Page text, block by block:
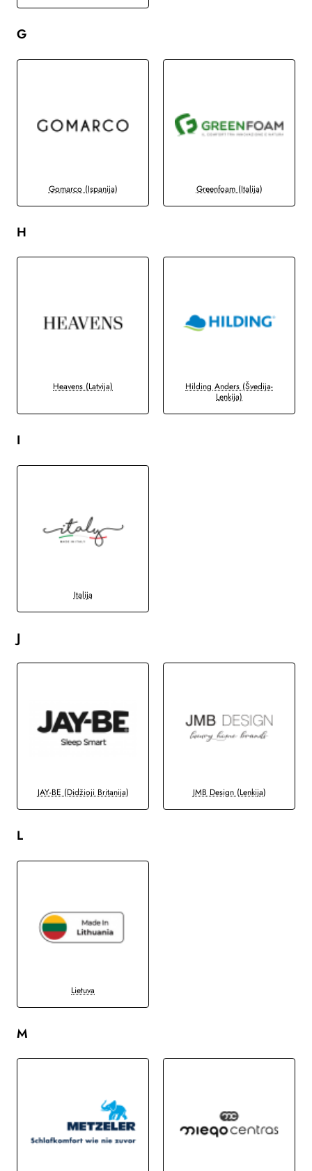
G
Gomarco (Ispanija) Greenfoam (Italija)
H
Heavens (Latvija)
Hilding Anders (Švedija-
Lenkija)
I
Italija
J
JAY-BE (Didžioji Britanija) JMB Design (Lenkija)
L
Lietuva
M